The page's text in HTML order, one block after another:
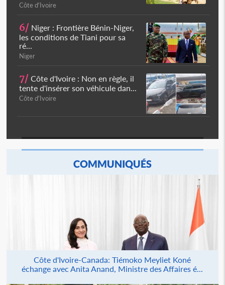
Côte d'Ivoire
6/ Niger : Frontière Bénin-Niger,
les conditions de Tiani pour sa
ré...
Niger
7/ Côte d'Ivoire : Non en règle, il
tente d'insérer son véhicule dan...
Côte d'Ivoire
COMMUNIQUÉS
Côte d'Ivoire-Canada: Tiémoko Meyliet Koné
échange avec Anita Anand, Ministre des Affaires é...